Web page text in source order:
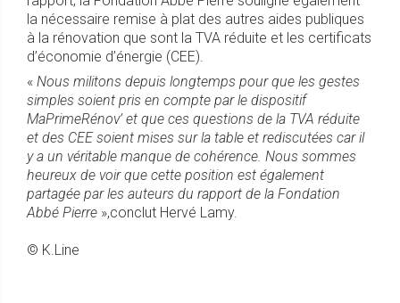
la nécessaire remise à plat des autres aides publiques
à la rénovation que sont la TVA réduite et les certificats
d’économie d’énergie (CEE).
« Nous militons depuis longtemps pour que les gestes
simples soient pris en compte par le dispositif
MaPrimeRénov’ et que ces questions de la TVA réduite
et des CEE soient mises sur la table et rediscutées car il
y a un véritable manque de cohérence. Nous sommes
heureux de voir que cette position est également
partagée par les auteurs du rapport de la Fondation
Abbé Pierre »,conclut Hervé Lamy.
© K.Line